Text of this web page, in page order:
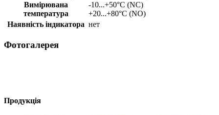
Вимірювана
температура
-10...+50°C (NC)
+20...+80°C (NO)
Наявність індикатора нет
Фотогалерея
Продукція